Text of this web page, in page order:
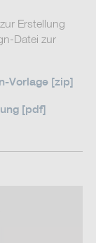
Erstellung
Datei zur
Vorlage [zip]
[pdf]